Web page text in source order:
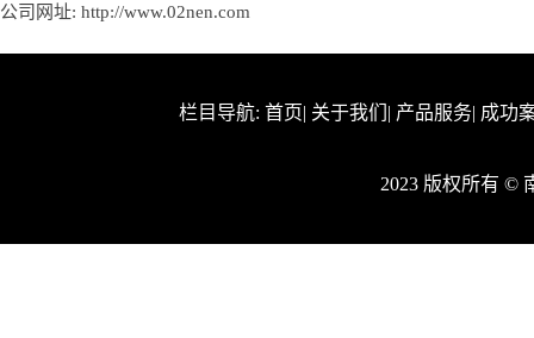
公司网址: http://www.02nen.com
栏目导航: 首页| 关于我们 | 产品服务| 成功
2023 版权所有 ©